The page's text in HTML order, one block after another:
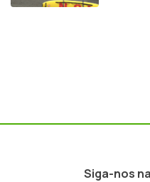
Siga-nos